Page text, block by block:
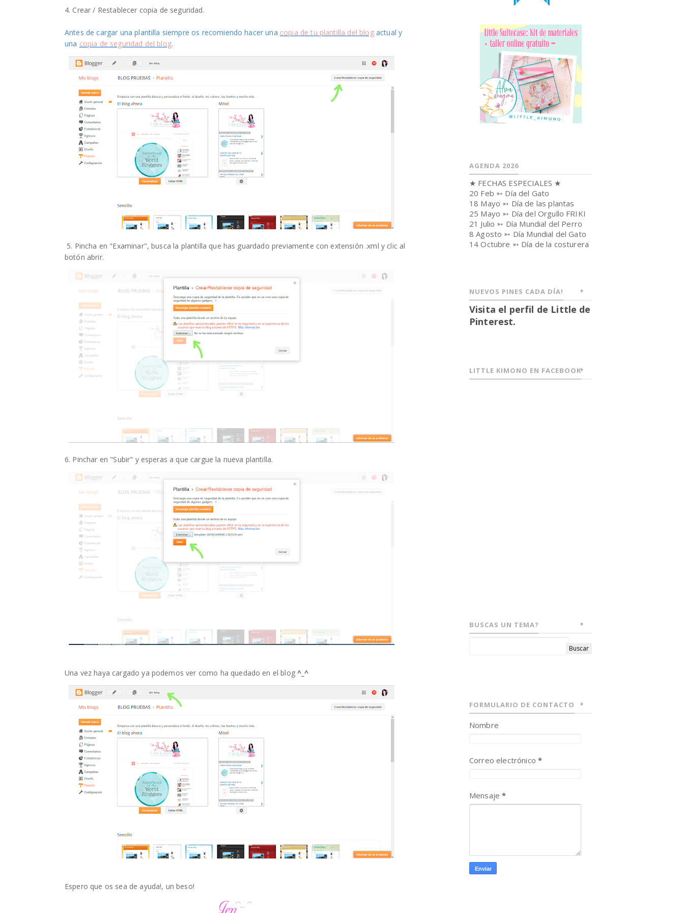
4. Crear / Restablecer copia de seguridad.
Antes de cargar una plantilla siempre os recomiendo hacer una copia de tu plantilla del blogactual y
una copia de seguridad del blog.
5. Pincha en "Examinar", busca la plantilla que has guardado previamente con extensión .xml y clic al
botón abrir.
6. Pinchar en "Subir" y esperas a que cargue la nueva plantilla.
Una vez haya cargado ya podemos ver como ha quedado en el blog^_^
Espero que os sea de ayuda!, un beso!
AGENDA 2026
★ FECHAS ESPECIALES ★
20 Feb ➳ Día del Gato
18 Mayo ➳ Día de las plantas
25 Mayo ➳ Día del Orgullo FRIKI
21 Julio ➳ Día Mundial del Perro
8 Agosto ➳ Día Mundial del Gato
14 Octubre ➳ Día de la costurera
NUEVOS PINES CADA DÍA!
Visita el perfil de Little de
Pinterest.
LITTLE KIMONO EN FACEBOOK
BUSCAS UN TEMA?
FORMULARIO DE CONTACTO
Nombre
Correo electrónico*
Mensaje*